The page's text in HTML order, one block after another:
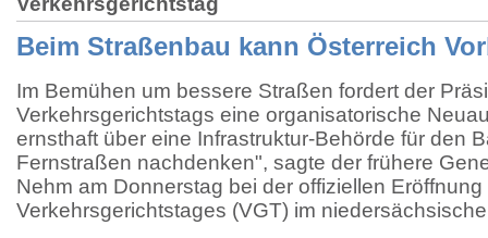
Beim Straßenbau kann Österreich
Im Bemühen um bessere Straßen fordert der
Verkehrsgerichtstags eine organisatorische
ernsthaft über eine Infrastruktur-Behörde für den
Fernstraßen nachdenken", sagte der frühere
Nehm am Donnerstag bei der offiziellen
Verkehrsgerichtstages (VGT) im